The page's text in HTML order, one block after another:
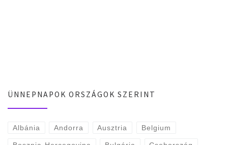
ÜNNEPNAPOK ORSZÁGOK SZERINT
Albánia Andorra Ausztria Belgium